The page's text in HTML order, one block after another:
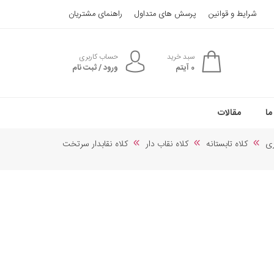
شرایط و قوانین پرسش های متداول راهنمای مشتریان
سبد خرید
0آیتم
حساب کاربری
ورود / ثبت نام
مقالات
کلاه تابستانه کلاه نقاب دار کلاه نقابدار سرتخت